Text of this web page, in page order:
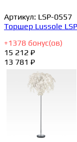
Артикул: LSP-0557
Торшер Lussole
+1378 бонус(ов)
15 212 ₽
13 781 ₽